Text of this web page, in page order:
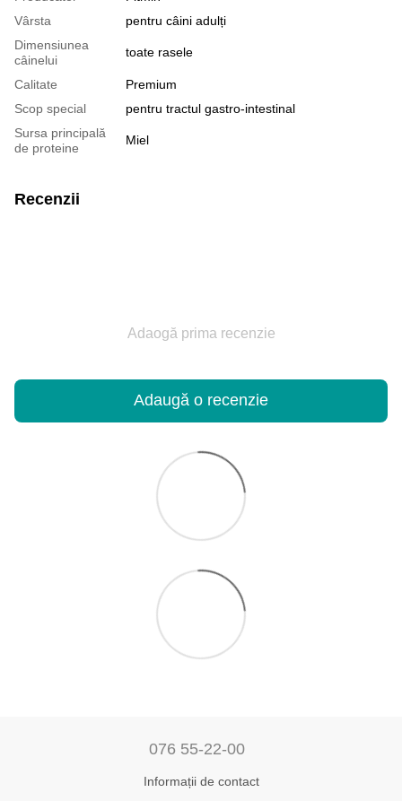
Vârsta
pentru câini adulți
Dimensiunea
câinelui
toate rasele
Calitate
Premium
Scop special
pentru tractul gastro-intestinal
Sursa principală
de proteine
Miel
Recenzii
Adaogă prima recenzie
Adaugă o recenzie
076 55-22-00
Informații de contact